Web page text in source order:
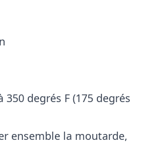
degrés F (175 degrés
ensemble la moutarde,